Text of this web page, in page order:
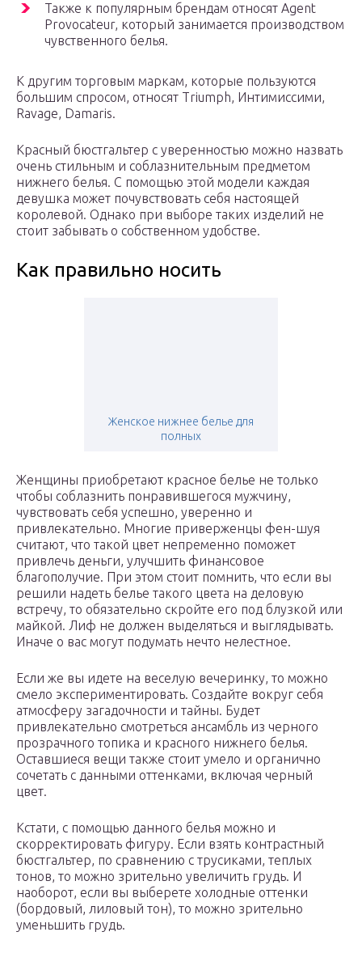
Также к популярным брендам относят Agent
Provocateur, который занимается производством
чувственного белья.
К другим торговым маркам, которые пользуются
большим спросом, относят Triumph, Интимиссими,
Ravage, Damaris.
Красный бюстгальтер с уверенностью можно назвать
очень стильным и соблазнительным предметом
нижнего белья. С помощью этой модели каждая
девушка может почувствовать себя настоящей
королевой. Однако при выборе таких изделий не
стоит забывать о собственном удобстве.
Как правильно носить
Женское нижнее белье для
полных
Женщины приобретают красное белье не только
чтобы соблазнить понравившегося мужчину,
чувствовать себя успешно, уверенно и
привлекательно. Многие приверженцы фен-шуя
считают, что такой цвет непременно поможет
привлечь деньги, улучшить финансовое
благополучие. При этом стоит помнить, что если вы
решили надеть белье такого цвета на деловую
встречу, то обязательно скройте его под блузкой или
майкой. Лиф не должен выделяться и выглядывать.
Иначе о вас могут подумать нечто нелестное.
Если же вы идете на веселую вечеринку, то можно
смело экспериментировать. Создайте вокруг себя
атмосферу загадочности и тайны. Будет
привлекательно смотреться ансамбль из черного
прозрачного топика и красного нижнего белья.
Оставшиеся вещи также стоит умело и органично
сочетать с данными оттенками, включая черный
цвет.
Кстати, с помощью данного белья можно и
скорректировать фигуру. Если взять контрастный
бюстгальтер, по сравнению с трусиками, теплых
тонов, то можно зрительно увеличить грудь. И
наоборот, если вы выберете холодные оттенки
(бордовый, лиловый тон), то можно зрительно
уменьшить грудь.